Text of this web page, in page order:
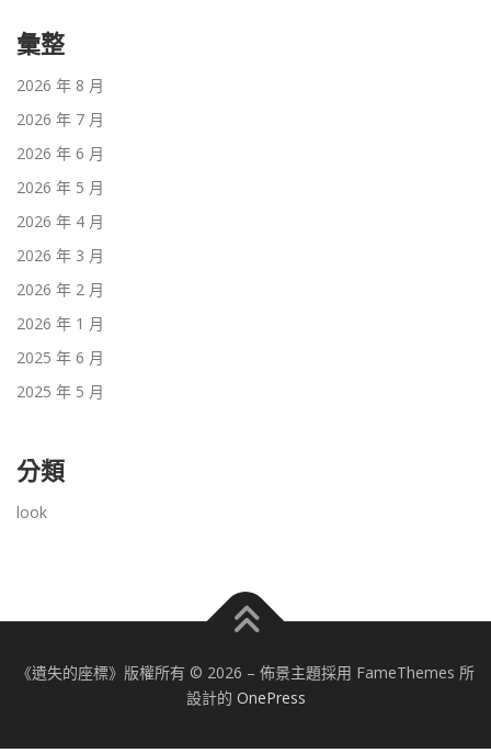
彙整
2026 年 8 月
2026 年 7 月
2026 年 6 月
2026 年 5 月
2026 年 4 月
2026 年 3 月
2026 年 2 月
2026 年 1 月
2025 年 6 月
2025 年 5 月
分類
look
《遺失的座標》版權所有 © 2026 – 佈景主題採用 FameThemes 所
設計的 OnePress